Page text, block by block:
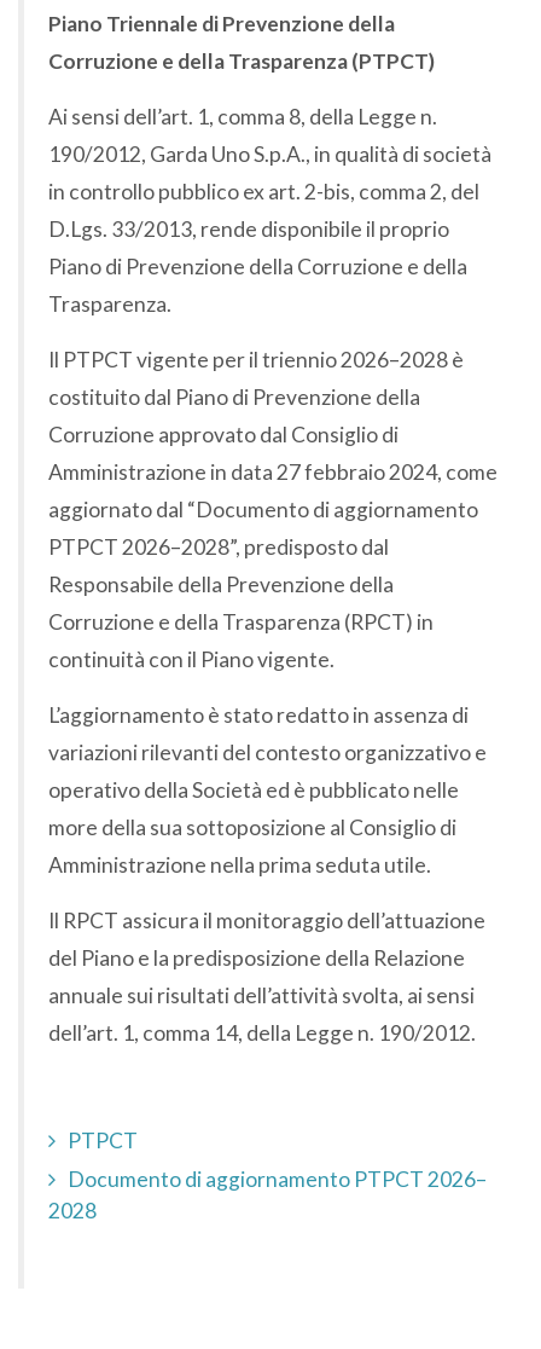
Piano Triennale di Prevenzione della
Corruzione e della Trasparenza (PTPCT)
Ai sensi dell’art. 1, comma 8, della Legge n.
190/2012, Garda Uno S.p.A., in qualità di società
in controllo pubblico ex art. 2-bis, comma 2, del
D.Lgs. 33/2013, rende disponibile il proprio
Piano di Prevenzione della Corruzione e della
Trasparenza.
Il PTPCT vigente per il triennio 2026–2028 è
costituito dal Piano di Prevenzione della
Corruzione approvato dal Consiglio di
Amministrazione in data 27 febbraio 2024, come
aggiornato dal “Documento di aggiornamento
PTPCT 2026–2028”, predisposto dal
Responsabile della Prevenzione della
Corruzione e della Trasparenza (RPCT) in
continuità con il Piano vigente.
L’aggiornamento è stato redatto in assenza di
variazioni rilevanti del contesto organizzativo e
operativo della Società ed è pubblicato nelle
more della sua sottoposizione al Consiglio di
Amministrazione nella prima seduta utile.
Il RPCT assicura il monitoraggio dell’attuazione
del Piano e la predisposizione della Relazione
annuale sui risultati dell’attività svolta, ai sensi
dell’art. 1, comma 14, della Legge n. 190/2012.
PTPCT
Documento di aggiornamento PTPCT 2026–
2028